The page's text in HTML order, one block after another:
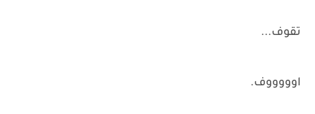
تقوف...
اوووووف.